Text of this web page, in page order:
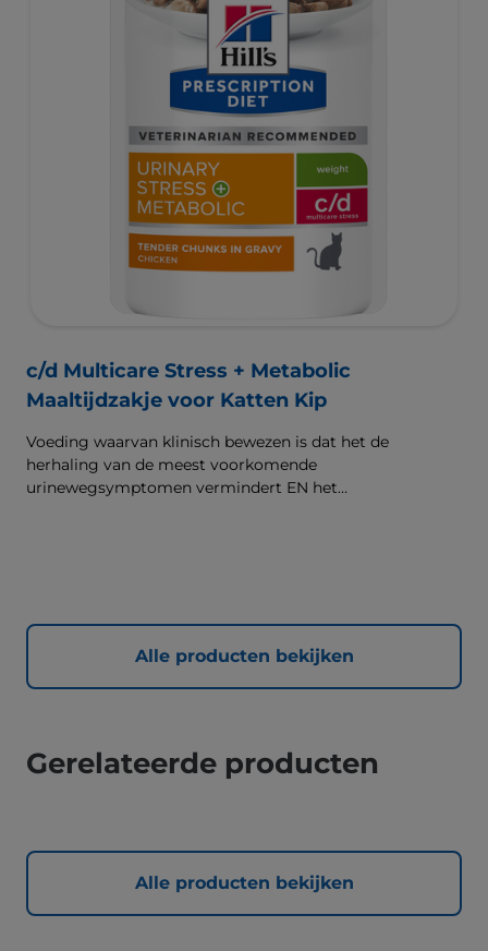
c/d Multicare Stress + Metabolic
Maaltijdzakje voor Katten Kip
Voeding waarvan klinisch bewezen is dat het de
herhaling van de meest voorkomende
urinewegsymptomen vermindert EN het
Alle producten bekijken
Gerelateerde producten
Alle producten bekijken